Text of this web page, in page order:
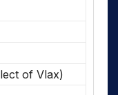
of Vlax)